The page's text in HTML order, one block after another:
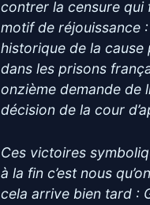
contrer la censure qui
motif de réjouissance
historique de la cause
dans les prisons
onzième demande de
décision de la cour
Ces victoires
à la fin c’est nous
cela arrive bien tard :